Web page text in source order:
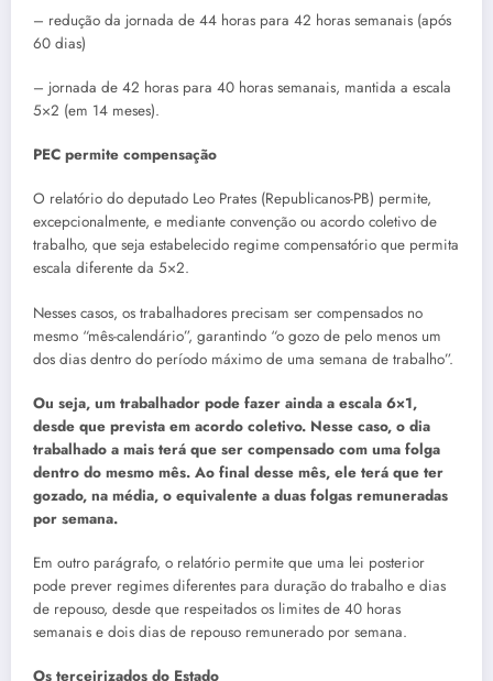
– redução da jornada de 44 horas para 42 horas semanais (após
60 dias)
– jornada de 42 horas para 40 horas semanais, mantida a escala
5×2 (em 14 meses).
PEC permite compensação
O relatório do deputado Leo Prates (Republicanos-PB) permite,
excepcionalmente, e mediante convenção ou acordo coletivo de
trabalho, que seja estabelecido regime compensatório que permita
escala diferente da 5×2.
Nesses casos, os trabalhadores precisam ser compensados no
mesmo “mês-calendário”, garantindo “o gozo de pelo menos um
dos dias dentro do período máximo de uma semana de trabalho”.
Ou seja, um trabalhador pode fazer ainda a escala 6×1,
desde que prevista em acordo coletivo. Nesse caso, o dia
trabalhado a mais terá que ser compensado com uma folga
dentro do mesmo mês. Ao final desse mês, ele terá que ter
gozado, na média, o equivalente a duas folgas remuneradas
por semana.
Em outro parágrafo, o relatório permite que uma lei posterior
pode prever regimes diferentes para duração do trabalho e dias
de repouso, desde que respeitados os limites de 40 horas
semanais e dois dias de repouso remunerado por semana.
Os terceirizados do Estado